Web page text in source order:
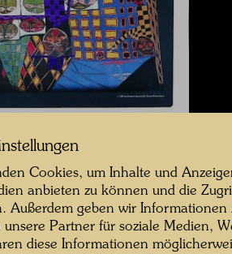
Cookies, um Inhalte und
anbieten zu können und die
Außerdem geben wir Informationen
unsere Partner für soziale Medien,
diese Informationen